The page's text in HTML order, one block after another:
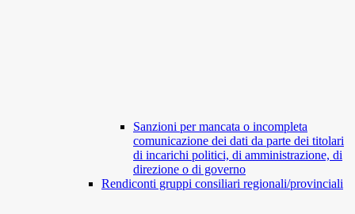
Sanzioni per mancata o incompleta
comunicazione dei dati da parte dei titolari
di incarichi politici, di amministrazione, di
direzione o di governo
Rendiconti gruppi consiliari regionali/provinciali